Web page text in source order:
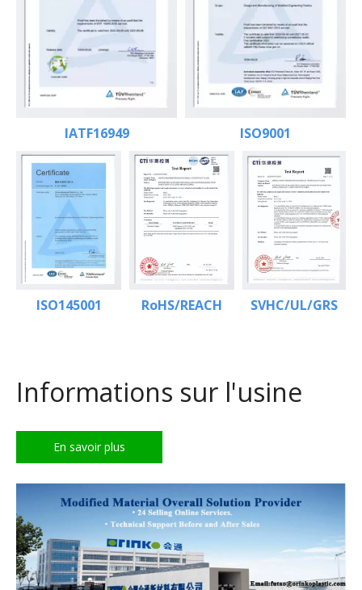
IATF16949 ISO9001
ISO145001 RoHS/REACH SVHC/UL/GRS
Informations sur l'usine
En savoir plus